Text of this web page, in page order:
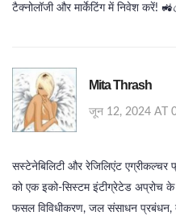
टैक्नोलॉजी और मार्केटिंग में निवेश करें!
Mita Thrash
जून 12, 2024 AT
सस्टेनेबिलिटी और रेजिलिएंट एग्रीकल्चर
को एक इको‑सिस्टम इंटीग्रेटेड अप्रोच के
फसल विविधीकरण, जल संसाधन प्रबंधन,